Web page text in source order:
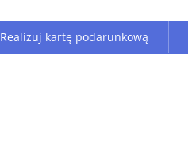
Realizuj kartę podarunkową